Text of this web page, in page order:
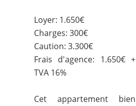
Loyer: 1.650€
Charges: 300€
Caution: 3.300€
Frais d'agence: 1.650€ +
TVA 16%
Cet appartement bien